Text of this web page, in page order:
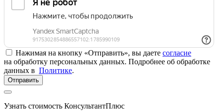
Нажимая на кнопку «Отправить», вы даете согласие
на обработку персональных данных. Подробнее об обработке
данных в Политике.
Отправить
Узнать стоимость КонсультантПлюс